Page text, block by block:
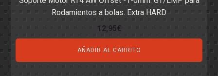
Rodamientos a bolas. Extra HARD
12,95€
AÑADIR AL CARRITO